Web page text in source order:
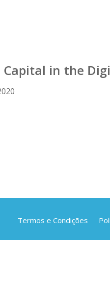
in the
Termos e Condições